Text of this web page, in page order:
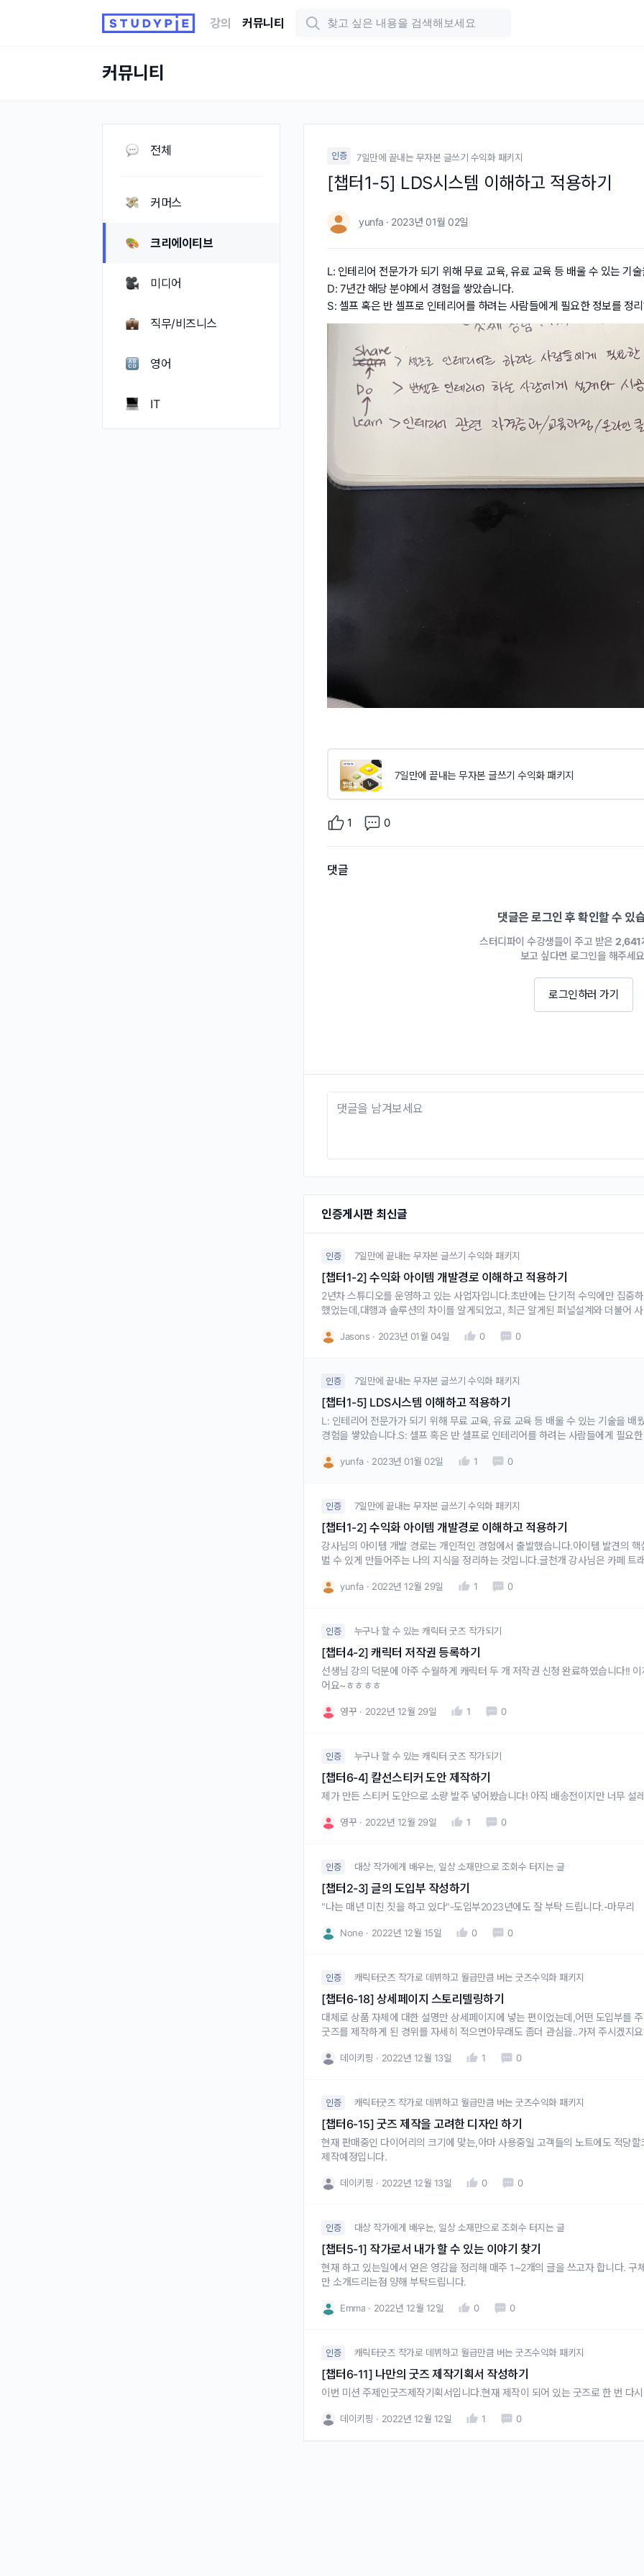
강의 커뮤니티
커뮤니티
전체
커머스
크리에이티브
미디어
직무/비즈니스
영어
IT
인증 7일만에 끝내는 무자본 글쓰기 수익화 패키지
[챕터1-5] LDS시스템 이해하고 적용하기
yunfa · 2023년 01월 02일
L: 인테리어 전문가가 되기 위해 무료 교육, 유료 교육 등 배울 수 있는 기
D: 7년간 해당 분야에서 경험을 쌓았습니다.
S: 셀프 혹은 반 셀프로 인테리어를 하려는 사람들에게 필요한 정보를 정
7일만에 끝내는 무자본 글쓰기 수익화 패키지
1 0
댓글
댓글은 로그인 후 확인할 수 있
스터디파이 수강생들이 주고 받은 2,641
보고 싶다면 로그인을 해주세
로그인하러 가기
인증게시판 최신글
인증 7일만에 끝내는 무자본 글쓰기 수익화 패키지
[챕터1-2] 수익화 아이템 개발경로 이해하고 적용하기
2년차 스튜디오를 운영하고 있는 사업자입니다.초반에는 단기적 수익에만 집중
했었는데,대행과 솔루션의 차이를 알게되었고, 최근 알게된 퍼널설계와 더불어
Jasons 2023년 01월 04일 0 0
인증 7일만에 끝내는 무자본 글쓰기 수익화 패키지
[챕터1-5] LDS시스템 이해하고 적용하기
L: 인테리어 전문가가 되기 위해 무료 교육, 유료 교육 등 배울 수 있는 기술을 배
경험을 쌓았습니다.S: 셀프 혹은 반 셀프로 인테리어를 하려는 사람들에게 필요
yunfa 2023년 01월 02일 1 0
인증 7일만에 끝내는 무자본 글쓰기 수익화 패키지
[챕터1-2] 수익화 아이템 개발경로 이해하고 적용하기
강사님의 아이템 개발 경로는 개인적인 경험에서 출발했습니다.아이템 발견의
벌 수 있게 만들어주는 나의 지식을 정리하는 것입니다.글천개 강사님은 카페 트
가지 분류의 독자를 대상으로 쓸
yunfa 2022년 12월 29일 1 0
인증 누구나 할 수 있는 캐릭터 굿즈 작가되기
[챕터4-2] 캐릭터 저작권 등록하기
선생님 강의 덕분에 아주 수월하게 캐릭터 두 개 저작권 신청 완료하였습니다!!
어요~ㅎㅎㅎㅎ
영꾸 2022년 12월 29일 1 0
인증 누구나 할 수 있는 캐릭터 굿즈 작가되기
[챕터6-4] 칼선스티커 도안 제작하기
제가 만든 스티커 도안으로 소량 발주 넣어봤습니다! 아직 배송전이지만 너무 설
영꾸 2022년 12월 29일 1 0
인증 대상 작가에게 배우는, 일상 소재만으로 조회수 터지는 글
[챕터2-3] 글의 도입부 작성하기
"나는 매년 미친 짓을 하고 있다"-도입부2023년에도 잘 부탁 드립니다.-마무리
None 2022년 12월 15일 0 0
인증 캐릭터굿즈 작가로 데뷔하고 월급만큼 버는 굿즈수익화 패키지
[챕터6-18] 상세페이지 스토리텔링하기
대체로 상품 자체에 대한 설명만 상세페이지에 넣는 편이었는데,어떤 도입부를
굿즈를 제작하게 된 경위를 자세히 적으면아무래도 좀더 관심을..가져 주시겠지
데이키핑 2022년 12월 13일 1 0
인증 캐릭터굿즈 작가로 데뷔하고 월급만큼 버는 굿즈수익화 패키지
[챕터6-15] 굿즈 제작을 고려한 디자인 하기
현재 판매중인 다이어리의 크기에 맞는,아마 사용중일 고객들의 노트에도 적당
제작예정입니다.
데이키핑 2022년 12월 13일 0 0
인증 대상 작가에게 배우는, 일상 소재만으로 조회수 터지는 글
[챕터5-1] 작가로서 내가 할 수 있는 이야기 찾기
현재 하고 있는일에서 얻은 영감을 정리해 매주 1~2개의 글을 쓰고자 합니다. 구
만 소개드리는점 양해 부탁드립니다.
Emma 2022년 12월 12일 0 0
인증 캐릭터굿즈 작가로 데뷔하고 월급만큼 버는 굿즈수익화 패키지
[챕터6-11] 나만의 굿즈 제작기획서 작성하기
이번 미션 주제인굿즈제작기획서입니다.현재 제작이 되어 있는 굿즈로 한 번 다
데이키핑 2022년 12월 12일 1 0